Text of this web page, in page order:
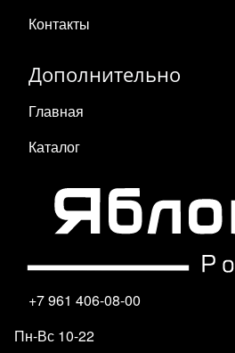
Контакты
Дополнительно
Главная
Каталог
+7 961 406-08-00
Пн-Вс 10-22